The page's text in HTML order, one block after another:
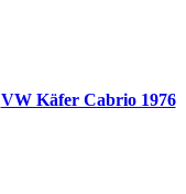
VW Käfer Cabrio 1976